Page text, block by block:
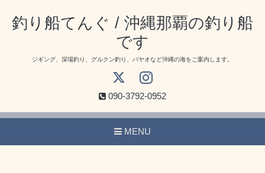
釣り船てんぐ / 沖縄那覇の釣り船
です
ジギング、深場釣り、グルクン釣り、パヤオなど沖縄の海をご案内します。
090-3792-0952
MENU